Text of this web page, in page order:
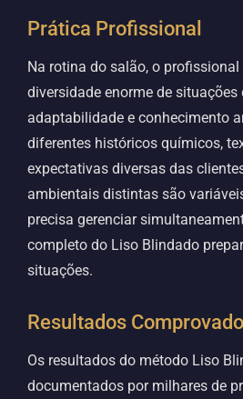
Prática Profissional
Na rotina do salão, o
diversidade enorme de situações
adaptabilidade e conhecimento
diferentes históricos químicos,
expectativas diversas das
ambientais distintas são
precisa gerenciar
completo do Liso Blindado
situações.
Resultados
Os resultados do método Liso
documentados por milhares de